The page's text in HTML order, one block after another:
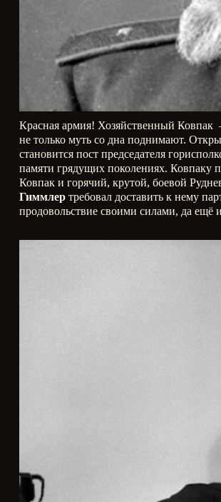
Красная армия! Хозяйственный
не только муть со дна поднимают.
становится пост председателя
памяти грядущих поколениях. Ковпаку
Ковпак и горячий, крутой, боевой
Гиммлер требовал доставить к нему
продовольствие своими силами, да ещё